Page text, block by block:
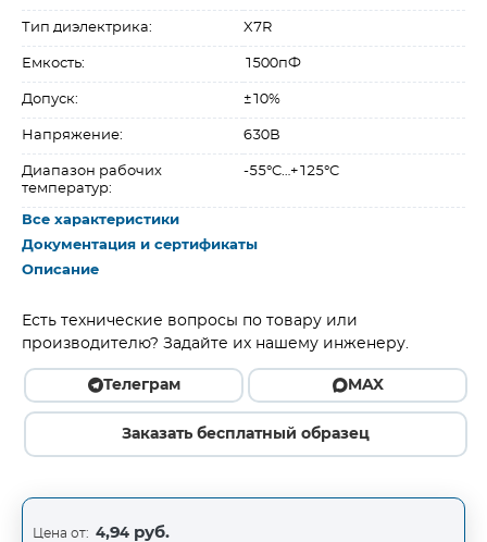
Тип диэлектрика: X7R
Емкость: 1500пФ
Допуск: ±10%
Напряжение: 630В
Диапазон рабочих
температур:
-55°C…+125°C
Все характеристики
Документация и сертификаты
Описание
Есть технические вопросы по товару или
производителю? Задайте их нашему инженеру.
Телеграм MAX
Заказать бесплатный образец
Цена от: 4,94 руб.